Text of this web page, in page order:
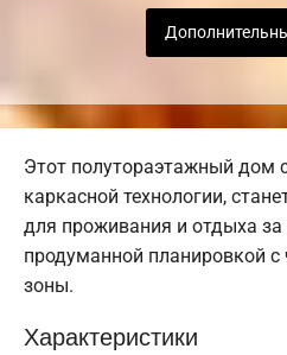
Этот полутораэтажный дом
каркасной технологии,
для проживания и отдыха за
продуманной планировкой
зоны.
Характеристики